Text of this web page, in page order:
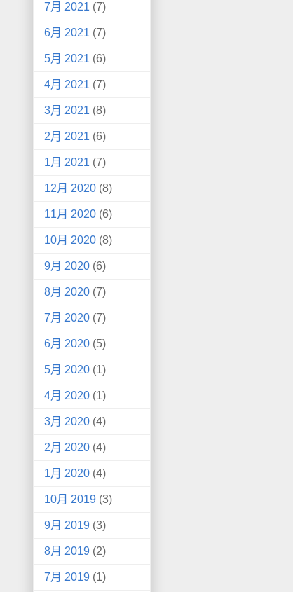
7月 2021 (7)
6月 2021 (7)
5月 2021 (6)
4月 2021 (7)
3月 2021 (8)
2月 2021 (6)
1月 2021 (7)
12月 2020 (8)
11月 2020 (6)
10月 2020 (8)
9月 2020 (6)
8月 2020 (7)
7月 2020 (7)
6月 2020 (5)
5月 2020 (1)
4月 2020 (1)
3月 2020 (4)
2月 2020 (4)
1月 2020 (4)
10月 2019 (3)
9月 2019 (3)
8月 2019 (2)
7月 2019 (1)